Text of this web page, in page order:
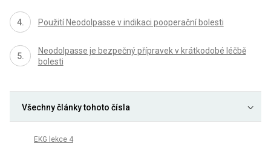
Použití Neodolpasse v indikaci pooperační bolesti
Neodolpasse je bezpečný přípravek v krátkodobé léčbě
bolesti
Všechny články tohoto čísla
EKG lekce 4